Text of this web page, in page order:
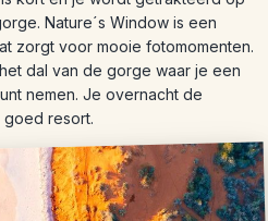
Nature´s Window is een
zorgt voor mooie fotomomenten.
dal van de gorge waar je een
nemen. Je overnacht de
resort.